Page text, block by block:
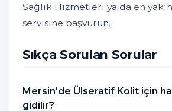
Sağlık Hizmetleri ya da en
servisine başvurun.
Sıkça Sorulan Sorular
Mersin'de Ülseratif Kolit için
gidilir?